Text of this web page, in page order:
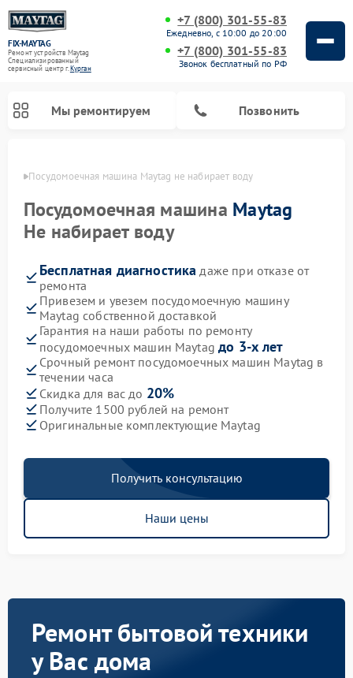
FIX-MAYTAG
Ремонт устройств Maytag
Специализированный
cервисный центр г.Курган
+7 (800) 301-55-83
Ежедневно, с 10:00 до 20:00
+7 (800) 301-55-83
Звонок бесплатный по РФ
Мы ремонтируем Позвонить
Посудомоечная машина Maytag не набирает воду
Посудомоечная машина Maytag
Не набирает воду
Бесплатная диагностика даже при отказе от
ремонта
Привезем и увезем посудомоечную машину
Maytag собственной доставкой
Гарантия на наши работы по ремонту
посудомоечных машин Maytagдо 3-х лет
Срочный ремонт посудомоечных машин Maytag в
течении часа
Скидка для вас до 20%
Получите 1500 рублей на ремонт
Оригинальные комплектующие Maytag
Получить консультацию
Наши цены
Ремонт бытовой техники
у Вас дома